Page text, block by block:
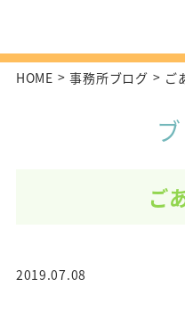
HOME 事務所ブログ ご
ご
2019.07.08